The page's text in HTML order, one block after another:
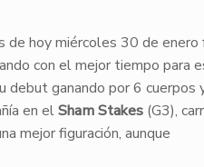
hoy miércoles 30 de enero
con el mejor tiempo para
debut ganando por 6 cuerpos
en elSham Stakes (G3),
mejor figuración, aunque